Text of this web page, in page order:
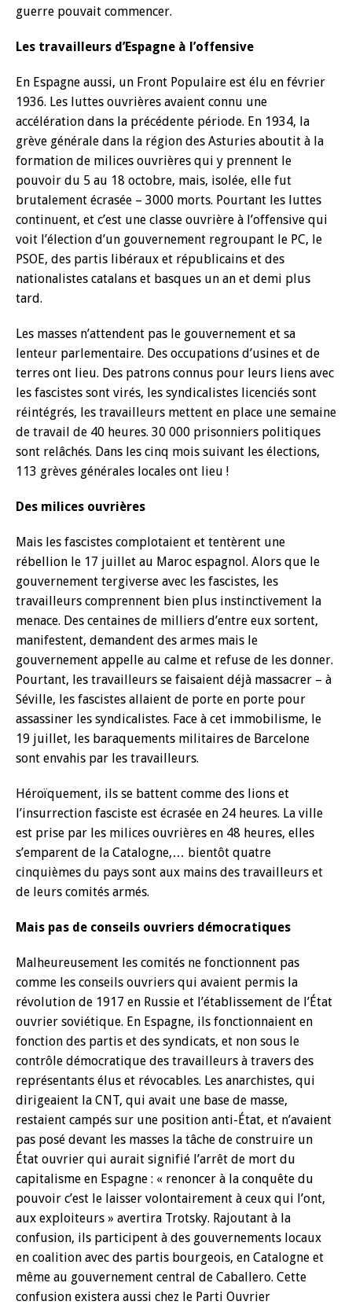
guerre pouvait commencer.
Les travailleurs d’Espagne à l’offensive
En Espagne aussi, un Front Populaire est élu en février
1936. Les luttes ouvrières avaient connu une
accélération dans la précédente période. En 1934, la
grève générale dans la région des Asturies aboutit à la
formation de milices ouvrières qui y prennent le
pouvoir du 5 au 18 octobre, mais, isolée, elle fut
brutalement écrasée – 3000 morts. Pourtant les luttes
continuent, et c’est une classe ouvrière à l’offensive qui
voit l’élection d’un gouvernement regroupant le PC, le
PSOE, des partis libéraux et républicains et des
nationalistes catalans et basques un an et demi plus
tard.
Les masses n’attendent pas le gouvernement et sa
lenteur parlementaire. Des occupations d’usines et de
terres ont lieu. Des patrons connus pour leurs liens avec
les fascistes sont virés, les syndicalistes licenciés sont
réintégrés, les travailleurs mettent en place une semaine
de travail de 40 heures. 30 000 prisonniers politiques
sont relâchés. Dans les cinq mois suivant les élections,
113 grèves générales locales ont lieu !
Des milices ouvrières
Mais les fascistes complotaient et tentèrent une
rébellion le 17 juillet au Maroc espagnol. Alors que le
gouvernement tergiverse avec les fascistes, les
travailleurs comprennent bien plus instinctivement la
menace. Des centaines de milliers d’entre eux sortent,
manifestent, demandent des armes mais le
gouvernement appelle au calme et refuse de les donner.
Pourtant, les travailleurs se faisaient déjà massacrer – à
Séville, les fascistes allaient de porte en porte pour
assassiner les syndicalistes. Face à cet immobilisme, le
19 juillet, les baraquements militaires de Barcelone
sont envahis par les travailleurs.
Héroïquement, ils se battent comme des lions et
l’insurrection fasciste est écrasée en 24 heures. La ville
est prise par les milices ouvrières en 48 heures, elles
s’emparent de la Catalogne,… bientôt quatre
cinquièmes du pays sont aux mains des travailleurs et
de leurs comités armés.
Mais pas de conseils ouvriers démocratiques
Malheureusement les comités ne fonctionnent pas
comme les conseils ouvriers qui avaient permis la
révolution de 1917 en Russie et l’établissement de l’État
ouvrier soviétique. En Espagne, ils fonctionnaient en
fonction des partis et des syndicats, et non sous le
contrôle démocratique des travailleurs à travers des
représentants élus et révocables. Les anarchistes, qui
dirigeaient la CNT, qui avait une base de masse,
restaient campés sur une position anti-État, et n’avaient
pas posé devant les masses la tâche de construire un
État ouvrier qui aurait signifié l’arrêt de mort du
capitalisme en Espagne : « renoncer à la conquête du
pouvoir c’est le laisser volontairement à ceux qui l’ont,
aux exploiteurs » avertira Trotsky. Rajoutant à la
confusion, ils participent à des gouvernements locaux
en coalition avec des partis bourgeois, en Catalogne et
même au gouvernement central de Caballero. Cette
confusion existera aussi chez le Parti Ouvrier